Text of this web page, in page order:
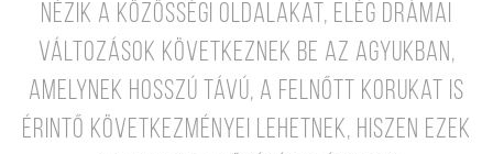
nézik a közösségi oldalakat, elég drámai
változások következnek be az agyukban,
amelynek hosszú távú, a felnőtt korukat is
érintő következményei lehetnek, hiszen ezek